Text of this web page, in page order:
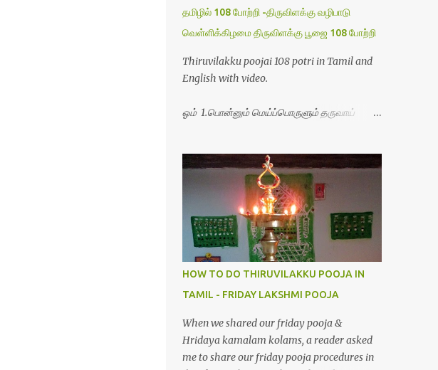
தமிழில் 108 போற்றி -திருவிளக்கு வழிபாடு
வெள்ளிக்கிழமை திருவிளக்கு பூஜை 108 போற்றி
Thiruvilakku poojai 108 potri in Tamil and
English with video.
ஓம் 1.பொன்னும் மெய்ப்பொருளும் தருவாய்
4.மூவுலகும் நிறைந்திருந்தாய் போற்றி 5.வரம்பில்
இன்பமாய் வளர்ந்திருந்தாய் போற்றி
6.இயற்கையாய் அறிவொளி ஆனாய் போற்றி
7.ஈரேழுலகம் ஈன்றாய் போற்றி 8.பிறர்வயமாகா
பெரியோய் போற்றி 9.பேரின்பப் பெருக்காய்
பொலிந்தாய் போற்றி 10.பேரருட்கடலாம் பேரரு...
HOW TO DO THIRUVILAKKU POOJA IN
TAMIL - FRIDAY LAKSHMI POOJA
When we shared our friday pooja &
Hridaya kamalam kolams, a reader asked
me to share our friday pooja procedures in